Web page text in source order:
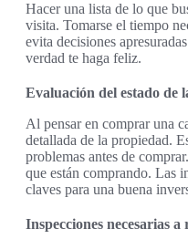
Hacer una lista de lo que
visita. Tomarse el tiempo
evita decisiones
verdad te haga feliz.
Evaluación del estado de
Al pensar en comprar una
detallada de la propiedad.
problemas antes de
que están comprando. Las
claves para una buena
Inspecciones necesarias a